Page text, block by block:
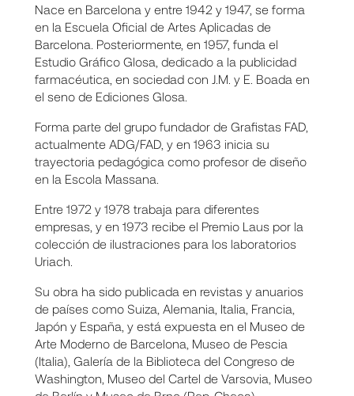
Nace en Barcelona y entre 1942 y 1947, se forma
en la Escuela Oficial de Artes Aplicadas de
Barcelona. Posteriormente, en 1957, funda el
Estudio Gráfico Glosa, dedicado a la publicidad
farmacéutica, en sociedad con J.M. y E. Boada en
el seno de Ediciones Glosa.
Forma parte del grupo fundador de Grafistas FAD,
actualmente ADG/FAD, y en 1963 inicia su
trayectoria pedagógica como profesor de diseño
en la Escola Massana.
Entre 1972 y 1978 trabaja para diferentes
empresas, y en 1973 recibe el Premio Laus por la
colección de ilustraciones para los laboratorios
Uriach.
Su obra ha sido publicada en revistas y anuarios
de países como Suiza, Alemania, Italia, Francia,
Japón y España, y está expuesta en el Museo de
Arte Moderno de Barcelona, Museo de Pescia
(Italia), Galería de la Biblioteca del Congreso de
Washington, Museo del Cartel de Varsovia, Museo